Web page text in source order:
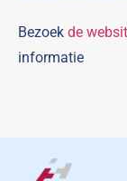
Bezoek de
informatie